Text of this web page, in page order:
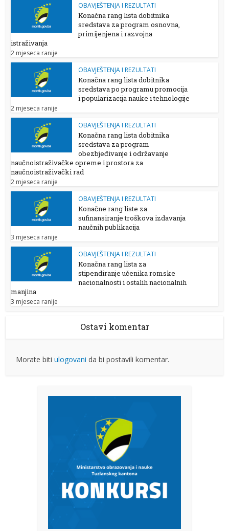
OBAVJEŠTENJA I REZULTATI
Konačna rang lista dobitnika
sredstava za program osnovna,
primijenjena i razvojna
istraživanja
2 mjeseca ranije
OBAVJEŠTENJA I REZULTATI
Konačna rang lista dobitnika
sredstava po programu promocija
i popularizacija nauke i tehnologije
2 mjeseca ranije
OBAVJEŠTENJA I REZULTATI
Konačna rang lista dobitnika
sredstava za program
obezbjeđivanje i održavanje
naučnoistraživačke opreme i prostora za
naučnoistraživački rad
2 mjeseca ranije
OBAVJEŠTENJA I REZULTATI
Konačne rang liste za
sufinansiranje troškova izdavanja
naučnih publikacija
3 mjeseca ranije
OBAVJEŠTENJA I REZULTATI
Konačna rang lista za
stipendiranje učenika romske
nacionalnosti i ostalih nacionalnih
manjina
3 mjeseca ranije
Ostavi komentar
Morate bitiulogovani da bi postavili komentar.